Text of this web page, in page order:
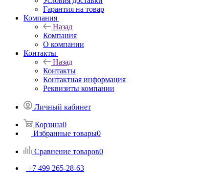
Гарантия на товар
Компания
Назад
Компания
О компании
Контакты
Назад
Контакты
Контактная информация
Реквизиты компании
Личный кабинет
Корзина0
Избранные товары0
Сравнение товаров0
+7 499 265-28-63